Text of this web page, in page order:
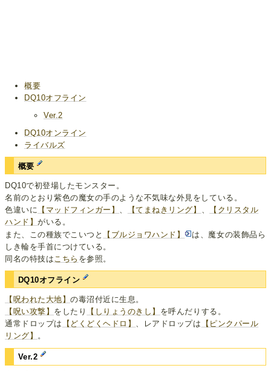
概要
DQ10オフライン
Ver.2
DQ10オンライン
ライバルズ
概要
DQ10で初登場したモンスター。
名前のとおり紫色の魔女の手のような不気味な外見をしている。
色違いに 【マッドフィンガー】 、 【てまねきリング】 、
【クリスタル
ハンド】がいる。
また、この種族でこいつと
【ブルジョワハンド】
は、魔女の装飾品ら
しき輪を手首につけている。
同名の特技はこちら を参照。
DQ10オフライン
【呪われた大地】の毒沼付近に生息。
【呪い攻撃】 をしたり 【しりょうのきし】 を呼んだりする。
通常ドロップは
【どくどくヘドロ】 、レアドロップは 【ピンクパール
リング】 。
Ver.2